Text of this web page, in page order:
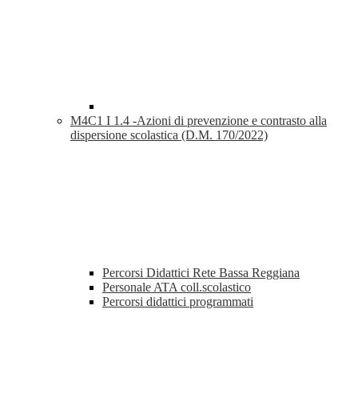
M4C1 I 1.4 -Azioni di prevenzione e contrasto alla
dispersione scolastica (D.M. 170/2022)
Percorsi Didattici Rete Bassa Reggiana
Personale ATA coll.scolastico
Percorsi didattici programmati